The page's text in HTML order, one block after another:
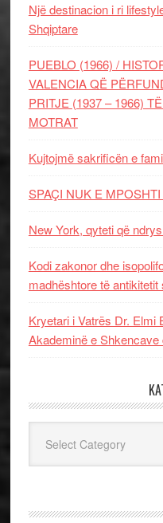
Një destinacion i ri
Shqiptare
PUEBLO (1966) /
VALENCIA QË
PRITJE (1937 – 1966)
MOTRAT
Kujtojmë sakrificën e
SPAÇI NUK E
New York, qyteti që
Kodi zakonor dhe
madhështore të antikitetit
Kryetari i Vatrës Dr. Elmi
Akademinë e